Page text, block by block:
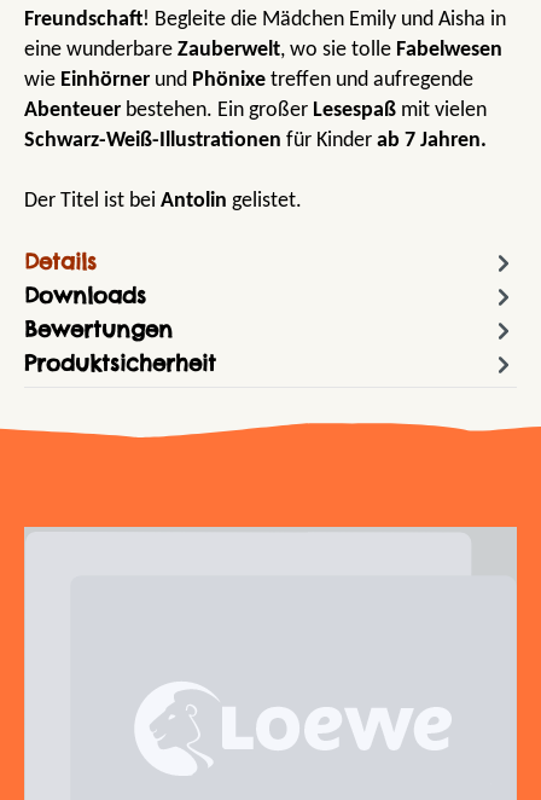
Freundschaft! Begleite die Mädchen Emily und Aisha in
eine wunderbare Zauberwelt, wo sie tolle Fabelwesen
wie Einhörner und Phönixe treffen und aufregende
Abenteuer bestehen. Ein großer Lesespaß mit vielen
Schwarz-Weiß-Illustrationen für Kinder ab 7 Jahren.
Der Titel ist bei Antolin gelistet.
Details
Downloads
Bewertungen
Produktsicherheit